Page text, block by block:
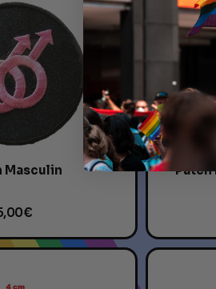
Masculin
€
Patch